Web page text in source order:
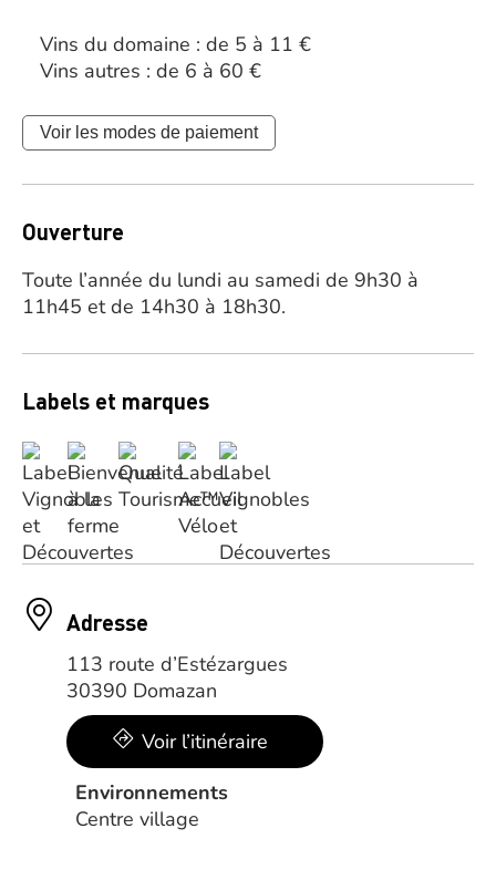
Vins du domaine : de 5 à 11 €
Vins autres : de 6 à 60 €
Voir les modes de paiement
Ouverture
Toute l’année du lundi au samedi de 9h30 à
11h45 et de 14h30 à 18h30.
Labels et marques
Adresse
113 route d’Estézargues
30390 Domazan
Voir l’itinéraire
Environnements
Centre village